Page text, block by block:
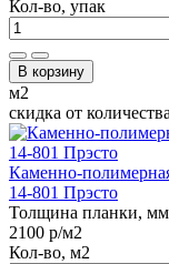
Кол-во, упак
В корзину
м2
скидка от
Каменно-
14-801 Прэсто
Толщина планки,
2100 р/м2
Кол-во, м2